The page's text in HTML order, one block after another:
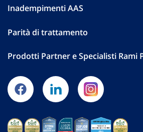
Inadempimenti AAS
Parità di trattamento
Prodotti Partner e Specialisti Rami